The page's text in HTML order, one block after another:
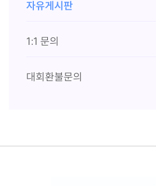
자유게시판
1:1 문의
대회환불문의